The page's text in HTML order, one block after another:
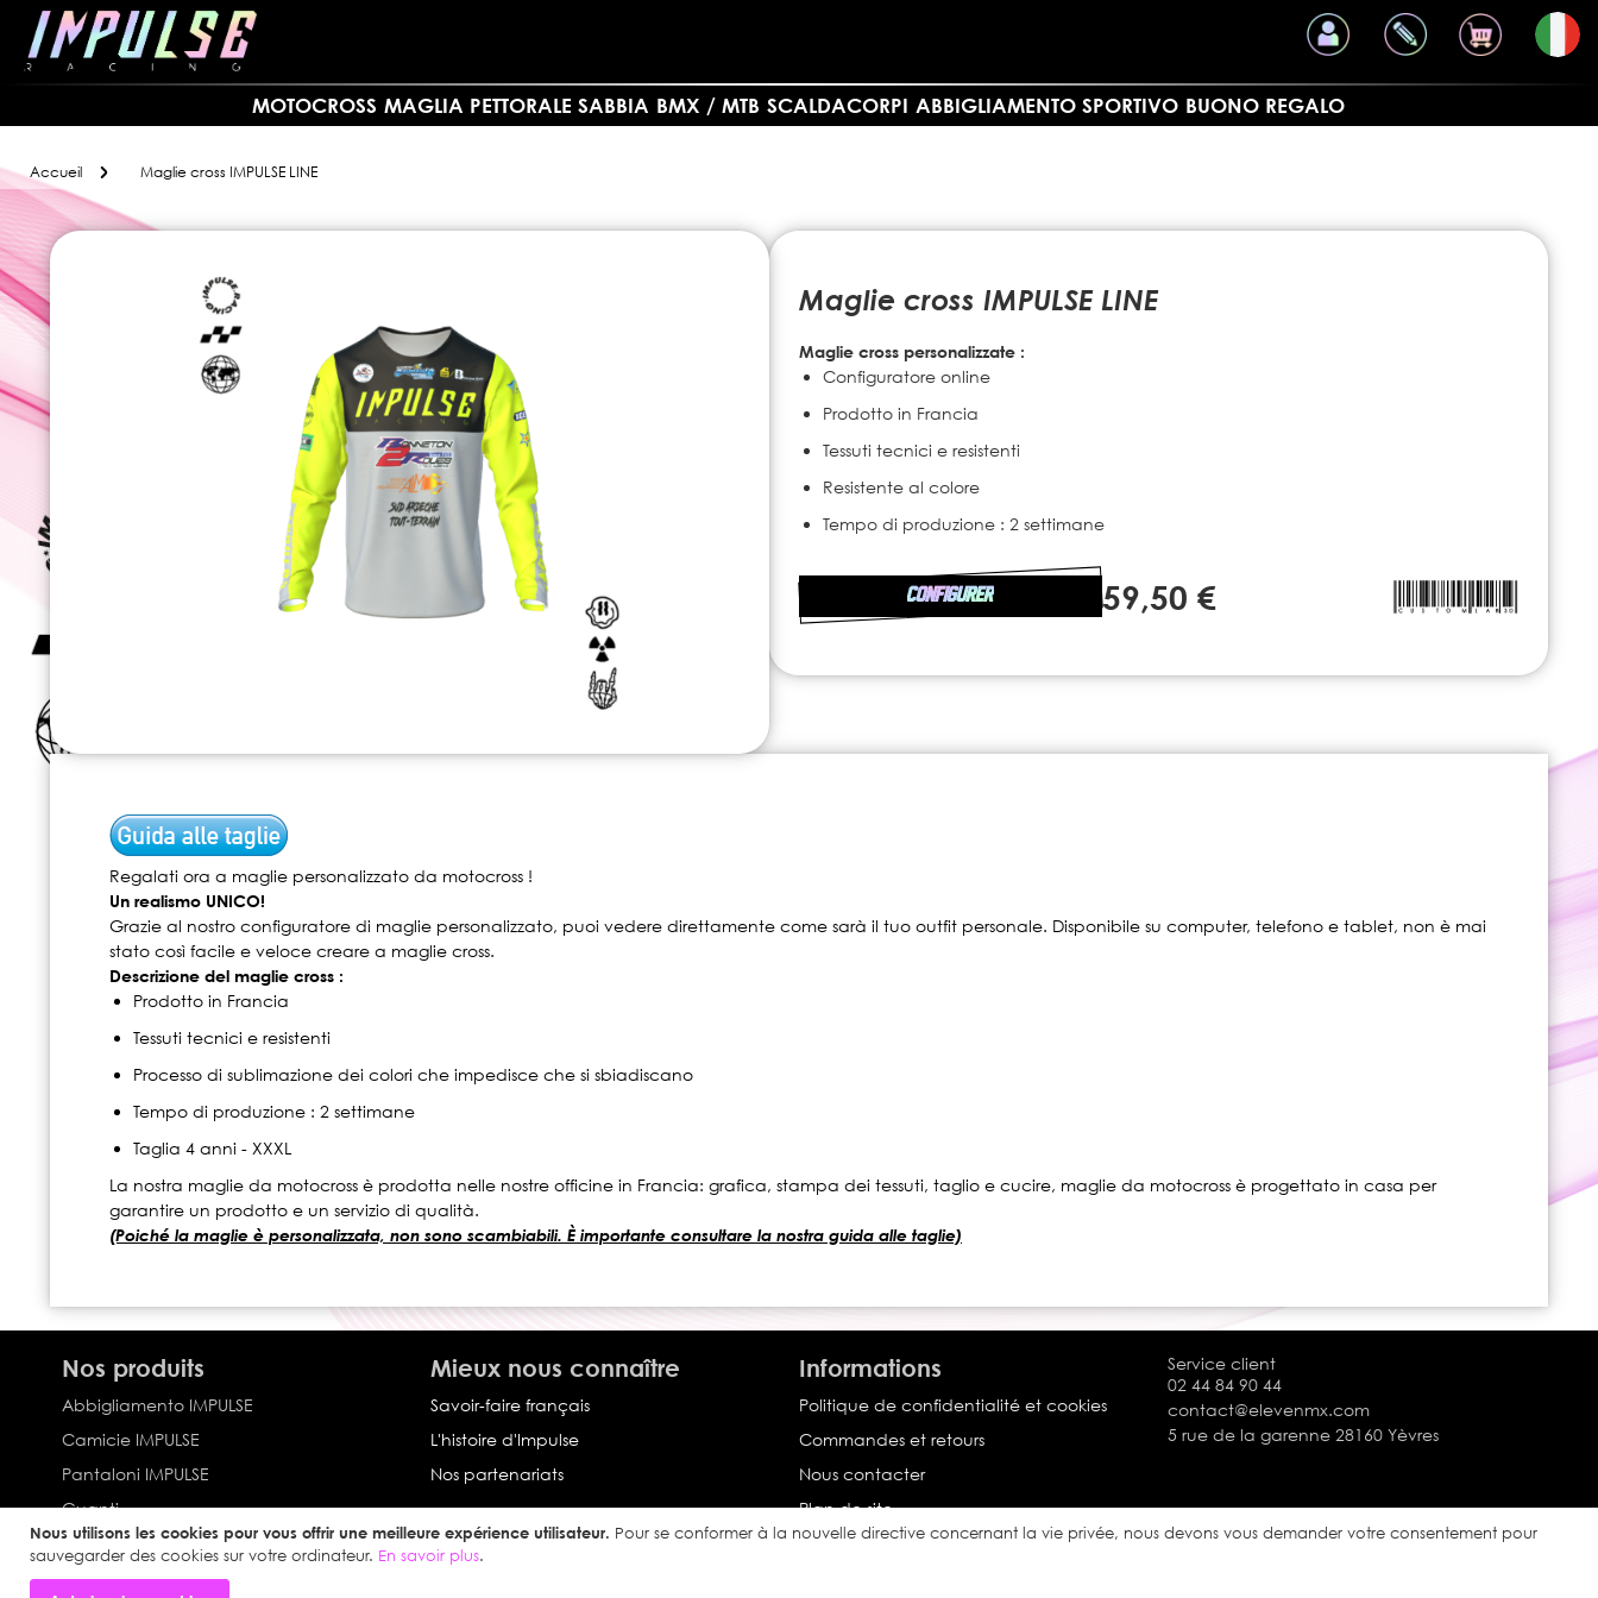
Nous utilisons les cookies pour vous offrir une meilleure expérience utilisateur. Pour se conformer à la nouvelle directive concernant la vie privée, nous devons vous demander votre consentement pour
sauvegarder des cookies sur votre ordinateur. En savoir plus.
Allez
au
contenu
MOTOCROSS MAGLIA PETTORALE SABBIA BMX / MTB SCALDACORPI ABBIGLIAMENTO SPORTIVO BUONO REGALO
Accueil Maglie cross IMPULSE LINE
Maglie cross IMPULSE LINE
Maglie cross personalizzate :
Configuratore online
Prodotto in Francia
Tessuti tecnici e resistenti
Resistente al colore
Tempo di produzione : 2 settimane
CONFIGURER 59,50 €
Skip
end
gallery
Skip
beginning
Regalati ora a maglie personalizzato da motocross !
Un realismo UNICO!
Grazie al nostro configuratore di maglie personalizzato, puoi vedere direttamente come sarà il tuo outfit personale. Disponibile su computer, telefono e tablet, non è mai
stato così facile e veloce creare a maglie cross.
Descrizione del maglie cross :
Prodotto in Francia
Tessuti tecnici e resistenti
Processo di sublimazione dei colori che impedisce che si sbiadiscano
Tempo di produzione : 2 settimane
Taglia 4 anni - XXXL
La nostra maglie da motocross è prodotta nelle nostre officine in Francia: grafica, stampa dei tessuti, taglio e cucire, maglie da motocross è progettato in casa per
garantire un prodotto e un servizio di qualità.
(Poiché la maglie è personalizzata, non sono scambiabili. È importante consultare la nostra guida alle taglie)
Nos produits
Abbigliamento IMPULSE
Camicie IMPULSE
Pantaloni IMPULSE
Guanti
Abbigliamento sportivo
Mieux nous connaître
Savoir-faire français
L'histoire d'Impulse
Nos partenariats
Informations
Politique de confidentialité et cookies
Commandes et retours
Nous contacter
Plan de site
Conditions générales de vente
Service client
02 44 84 90 44
contact@elevenmx.com
5 rue de la garenne 28160 Yèvres